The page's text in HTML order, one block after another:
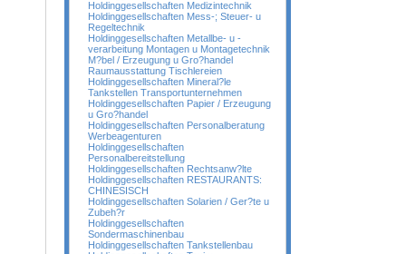
Holdinggesellschaften Medizintechnik
Holdinggesellschaften Mess-; Steuer- u
Regeltechnik
Holdinggesellschaften Metallbe- u -
verarbeitung Montagen u Montagetechnik
M?bel / Erzeugung u Gro?handel
Raumausstattung Tischlereien
Holdinggesellschaften Mineral?le
Tankstellen Transportunternehmen
Holdinggesellschaften Papier / Erzeugung
u Gro?handel
Holdinggesellschaften Personalberatung
Werbeagenturen
Holdinggesellschaften
Personalbereitstellung
Holdinggesellschaften Rechtsanw?lte
Holdinggesellschaften RESTAURANTS:
CHINESISCH
Holdinggesellschaften Solarien / Ger?te u
Zubeh?r
Holdinggesellschaften
Sondermaschinenbau
Holdinggesellschaften Tankstellenbau